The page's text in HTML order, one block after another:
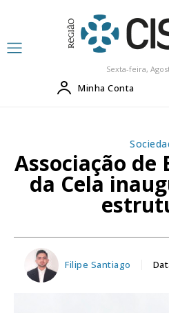
Sexta-feira,
Minha Conta
Associação de
da Cela
Filipe Santiago